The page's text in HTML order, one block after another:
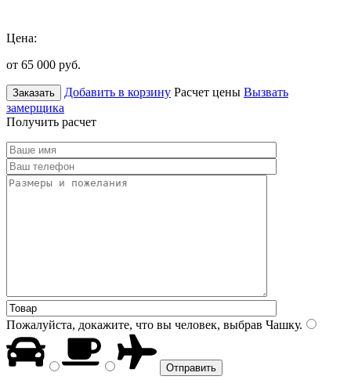
Цена:
от 65 000 руб.
Заказать Добавить в корзину Расчет цены Вызвать
замерщика
Получить расчет
Пожалуйста, докажите, что вы человек, выбрав Чашку.